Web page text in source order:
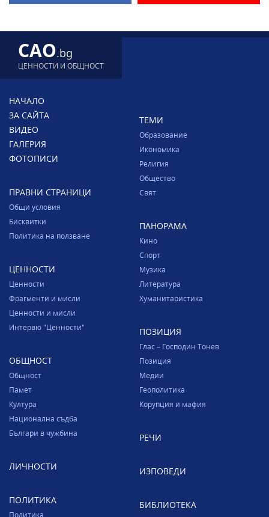
CAO.bg
ЦЕННОСТИ И ОБЩНОСТ
НАЧАЛО
ЗА САЙТА
ВИДЕО
ГАЛЕРИЯ
ФОТОПИСИ
ПРАВНИ СТРАНИЦИ
Общи условия
Бисквитки
Политика на ползване
ЦЕННОСТИ
Ценности
Фрагменти и мисли
Ценности и мисли
Интервю "Ценности"
ОБЩНОСТ
Общност
Памет
Култура
Национална съдба
Българи в чужбина
ЛИЧНОСТИ
ПОЛИТИКА
Политика
ТЕМИ
Образование
Икономика
Религия
Общество
Свят
ПАНОРАМА
Кино
Спорт
Музика
Литература
Хуманитаристика
ПОЗИЦИЯ
Глас – Господин Тонев
Позиция
Медии
Геополитика
Корупция и мафия
РЕЧИ
ИЗПОВЕДИ
БИБЛИОТЕКА